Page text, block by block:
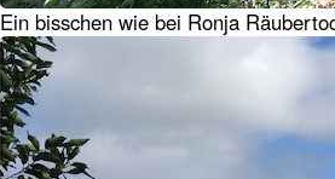
Ein bisschen wie bei Ronja